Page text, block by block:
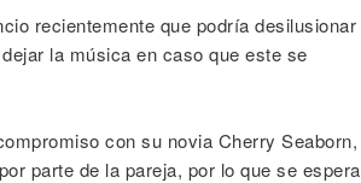
recientemente que podría desilusionar
la música en caso que este se
con su novia Cherry Seaborn,
parte de la pareja, por lo que se espera